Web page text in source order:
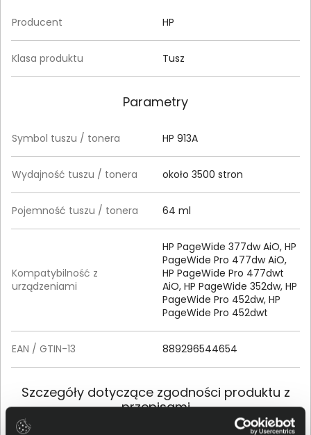
Producent HP
Klasa produktu Tusz
Parametry
Symbol tuszu / tonera HP 913A
Wydajność tuszu / tonera około 3500 stron
Pojemność tuszu / tonera 64 ml
Kompatybilność z
urządzeniami
HP PageWide 377dw AiO, HP
PageWide Pro 477dw AiO,
HP PageWide Pro 477dwt
AiO, HP PageWide 352dw, HP
PageWide Pro 452dw, HP
PageWide Pro 452dwt
EAN / GTIN-13 889296544654
Szczegóły dotyczące zgodności produktu z
przepisami